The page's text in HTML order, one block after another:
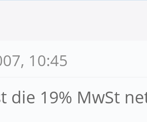
10:45
die 19% MwSt